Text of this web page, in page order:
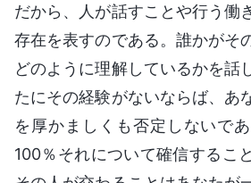
だから、人が話すことや行う働
存在を表すのである。誰かがそ
どのように理解しているかを話
たにその経験がないならば、あ
を厚かましくも否定しないで
100％それについて確信するこ